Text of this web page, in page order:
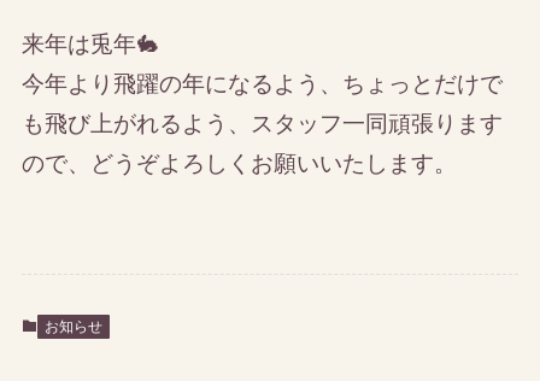
来年は兎年🐇
今年より飛躍の年になるよう、ちょっとだけで
も飛び上がれるよう、スタッフ一同頑張ります
ので、どうぞよろしくお願いいたします。
お知らせ